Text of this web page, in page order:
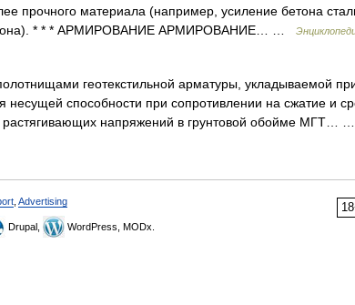
прочного материала (например, усиление бетона
* * * АРМИРОВАНИЕ АРМИРОВАНИЕ… …
геотекстильной арматуры, укладываемой
несущей способности при сопротивлении на сжатие и
растягивающих напряжений в грунтовой обойме МГТ… …
Advertising
Drupal, WordPress, MODx.